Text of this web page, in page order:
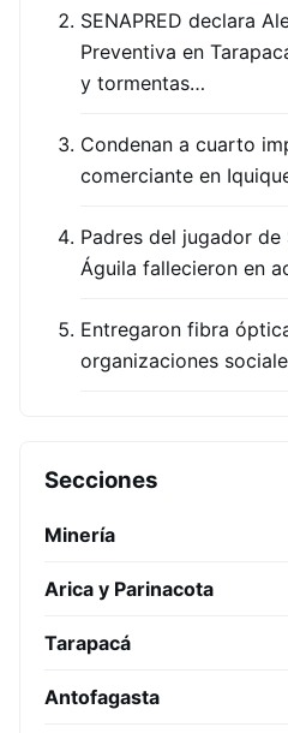
SENAPRED declara
Preventiva en
y tormentas…
Condenan a cuarto
comerciante en
Padres del jugador de
Águila fallecieron en
Entregaron fibra
organizaciones
Secciones
Minería
Arica y Parinacota
Tarapacá
Antofagasta